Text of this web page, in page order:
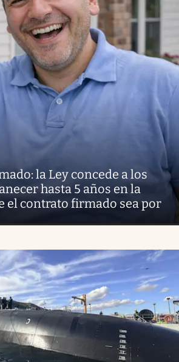
la Ley concede a los
hasta 5 años en la
el contrato firmado sea por